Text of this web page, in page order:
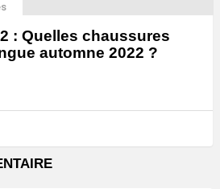
: Quelles chaussures
automne 2022 ?